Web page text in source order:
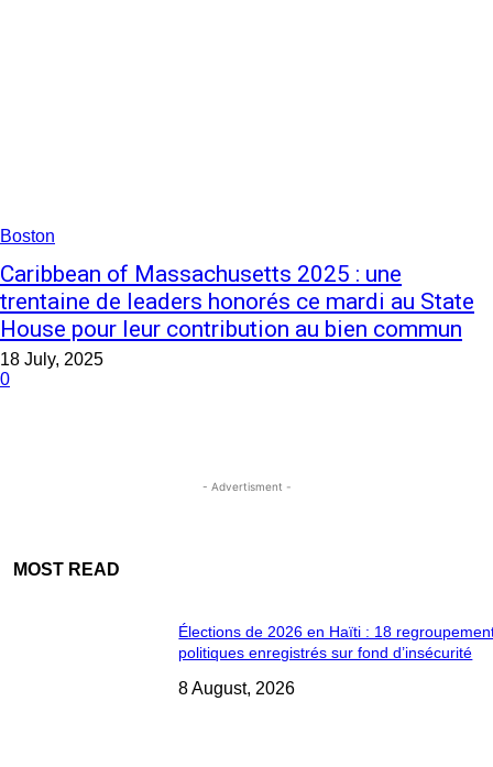
Boston
Caribbean of Massachusetts 2025 : une
trentaine de leaders honorés ce mardi au State
House pour leur contribution au bien commun
18 July, 2025
0
- Advertisment -
MOST READ
Élections de 2026 en Haïti : 18
politiques enregistrés sur fond d’insécurité
8 August, 2026